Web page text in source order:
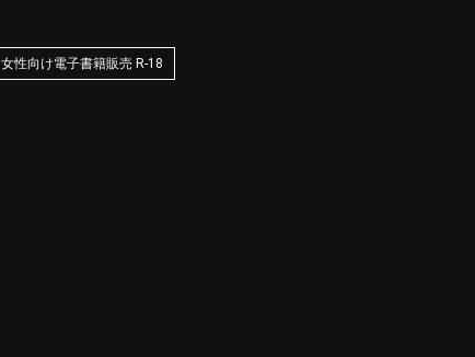
女性向け電子書籍販売 R-18